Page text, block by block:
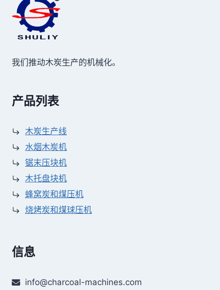
我们推动木炭生产的机械化。
产品列表
木炭生产线
水烟木炭机
锯末压块机
木托盘块机
蜂窝炭和煤压机
烧烤炭和煤球压机
信息
info@charcoal-machines.com